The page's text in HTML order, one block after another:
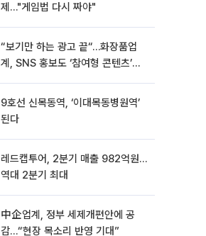
제…"게임법 다시 짜야"
“보기만 하는 광고 끝“…화장품업
계, SNS 홍보도 ‘참여형 콘텐츠’로
9호선 신목동역, ‘이대목동병원역’
된다
레드캡투어, 2분기 매출 982억원…
역대 2분기 최대
中企업계, 정부 세제개편안에 공
감…“현장 목소리 반영 기대”